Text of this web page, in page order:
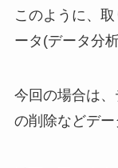
このように、
ータ(データ分
今回の場合は
の削除などデー